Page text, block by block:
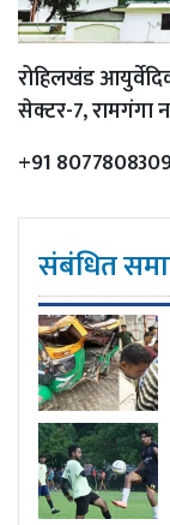
रोहिलखंड
सेक्टर-7, रामगंगा
+91
संबंधित